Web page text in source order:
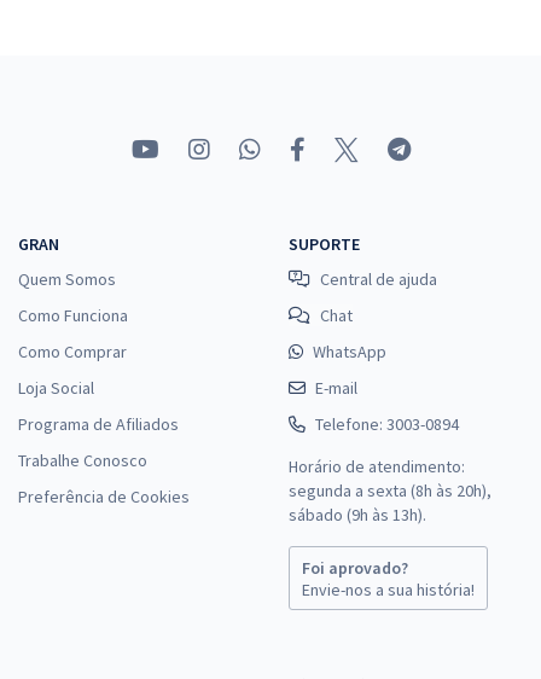
GRAN
Quem Somos
Como Funciona
Como Comprar
Loja Social
Programa de Afiliados
Trabalhe Conosco
Preferência de Cookies
SUPORTE
Central de ajuda
Chat
WhatsApp
E-mail
Telefone: 3003-0894
Horário de atendimento:
segunda a sexta (8h às 20h),
sábado (9h às 13h).
Foi aprovado?
Envie-nos a sua história!